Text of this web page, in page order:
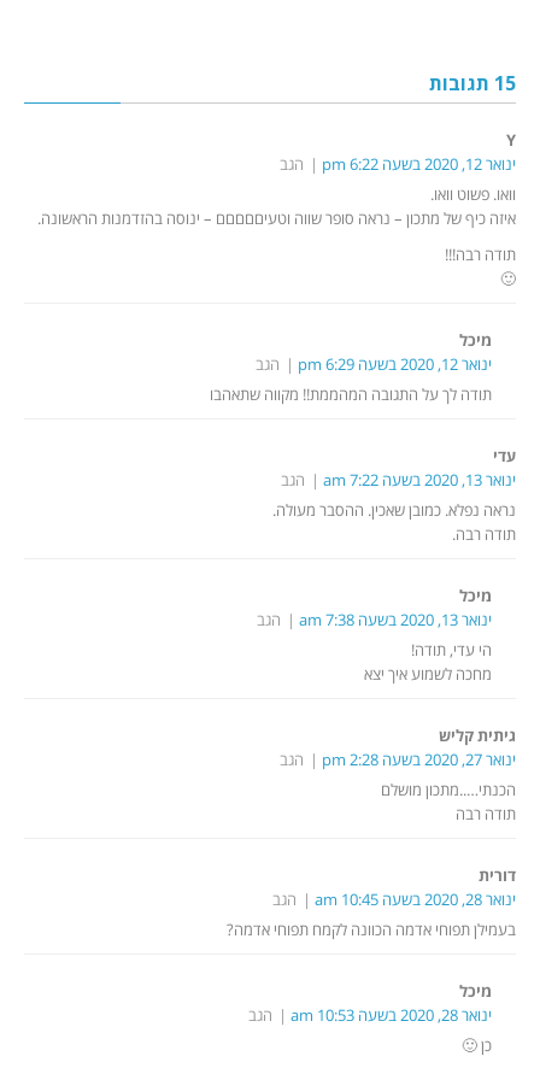
15 תגובות
Y
ינואר 12, 2020 בשעה 6:22 pm
הגב
וואו. פשוט וואו.
איזה כיף של מתכון – נראה סופר שווה וטעיםםםםם – ינוסה בהזדמנות הראשונה.
תודה רבה!!!
🙂
מיכל
ינואר 12, 2020 בשעה 6:29 pm
הגב
תודה לך על התגובה המהממת!! מקווה שתאהבו
עדי
ינואר 13, 2020 בשעה 7:22 am
הגב
נראה נפלא. כמובן שאכין. ההסבר מעולה.
תודה רבה.
מיכל
ינואר 13, 2020 בשעה 7:38 am
הגב
הי עדי, תודה!
מחכה לשמוע איך יצא
גיתית קליש
ינואר 27, 2020 בשעה 2:28 pm
הגב
הכנתי…..מתכון מושלם
תודה רבה
דורית
ינואר 28, 2020 בשעה 10:45 am
הגב
בעמילן תפוחי אדמה הכוונה לקמח תפוחי אדמה?
מיכל
ינואר 28, 2020 בשעה 10:53 am
הגב
כן 🙂